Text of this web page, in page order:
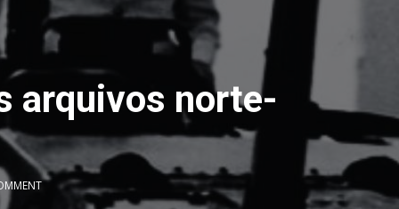
arquivos norte-